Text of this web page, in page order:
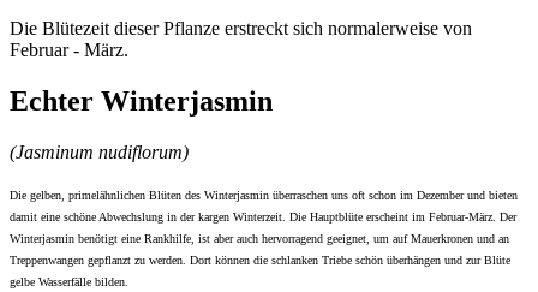
Die Blütezeit dieser Pflanze erstreckt sich normalerweise von
Februar - März.
Echter Winterjasmin
(Jasminum nudiflorum)
Die gelben, primelähnlichen Blüten des Winterjasmin überraschen uns oft schon im Dezember und bieten
damit eine schöne Abwechslung in der kargen Winterzeit. Die Hauptblüte erscheint im Februar-März. Der
Winterjasmin benötigt eine Rankhilfe, ist aber auch hervorragend geeignet, um auf Mauerkronen und an
Treppenwangen gepflanzt zu werden. Dort können die schlanken Triebe schön überhängen und zur Blüte
gelbe Wasserfälle bilden.